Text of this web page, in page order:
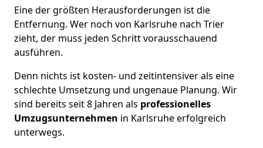
Eine der größten Herausforderungen ist die
Entfernung. Wer noch von Karlsruhe nach Trier
zieht, der muss jeden Schritt vorausschauend
ausführen.
Denn nichts ist kosten- und zeitintensiver als eine
schlechte Umsetzung und ungenaue Planung. Wir
sind bereits seit 8 Jahren als professionelles
Umzugsunternehmen in Karlsruhe erfolgreich
unterwegs.